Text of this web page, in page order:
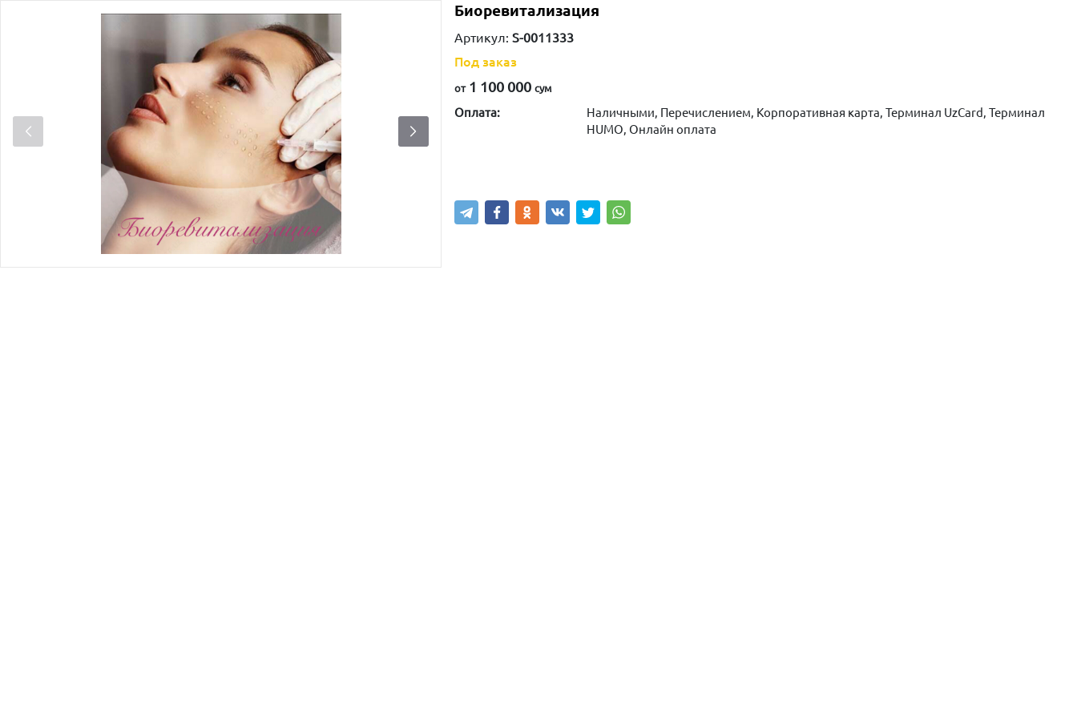
Биоревитализация
Артикул: S-0011333
Под заказ
от1 100 000 сум
Оплата:
Наличными, Перечислением, Корпоративная карта, Терминал UzCard, Терминал
HUMO, Онлайн оплата